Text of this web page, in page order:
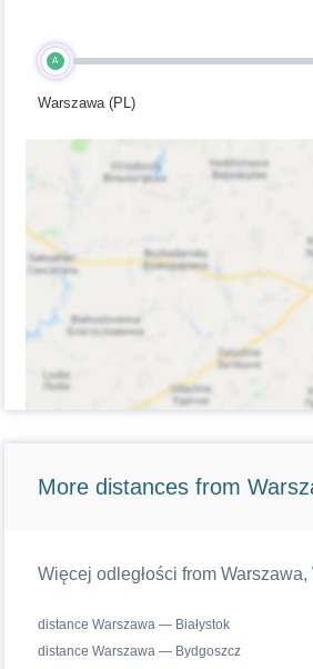
A
Warszawa (PL)
More distances from
Więcej odległości from
distance Warszawa — Białystok
distance Warszawa — Bydgoszcz